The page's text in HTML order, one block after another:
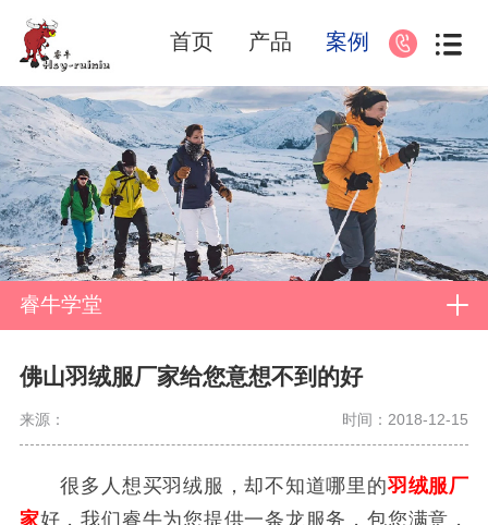
首页 产品 案例
睿牛学堂
佛山羽绒服厂家给您意想不到的好
来源： 时间：2018-12-15
很多人想买羽绒服，却不知道哪里的羽绒服厂
家好，我们睿牛为您提供一条龙服务，包您满意，